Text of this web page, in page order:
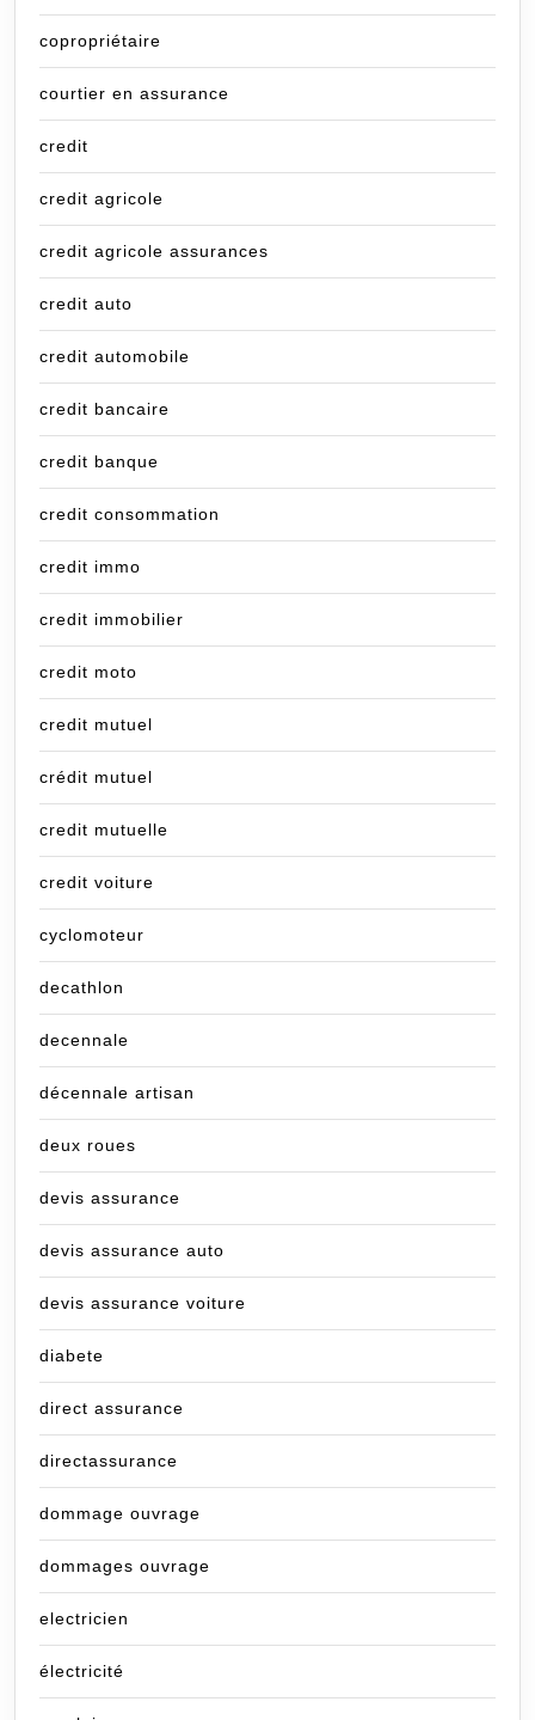
copropriétaire
courtier en assurance
credit
credit agricole
credit agricole assurances
credit auto
credit automobile
credit bancaire
credit banque
credit consommation
credit immo
credit immobilier
credit moto
credit mutuel
crédit mutuel
credit mutuelle
credit voiture
cyclomoteur
decathlon
decennale
décennale artisan
deux roues
devis assurance
devis assurance auto
devis assurance voiture
diabete
direct assurance
directassurance
dommage ouvrage
dommages ouvrage
electricien
électricité